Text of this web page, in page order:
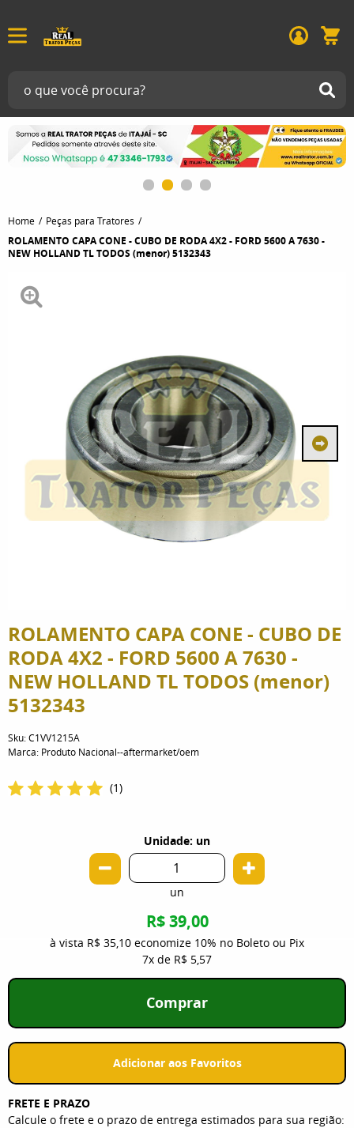
Home Peças para Tratores
ROLAMENTO CAPA CONE - CUBO DE RODA 4X2 - FORD 5600 A 7630 -
NEW HOLLAND TL TODOS (menor) 5132343
ROLAMENTO CAPA CONE - CUBO DE
RODA 4X2 - FORD 5600 A 7630 -
NEW HOLLAND TL TODOS (menor)
5132343
Sku:C1VV1215A
Marca: Produto Nacional--aftermarket/oem
(1)
Unidade: un
un
R$ 39,00
à vista R$ 35,10 economize 10% no Boleto ou Pix
7x de R$ 5,57
Comprar
Adicionar aos Favoritos
FRETE E PRAZO
Calcule o frete e o prazo de entrega estimados para sua região: